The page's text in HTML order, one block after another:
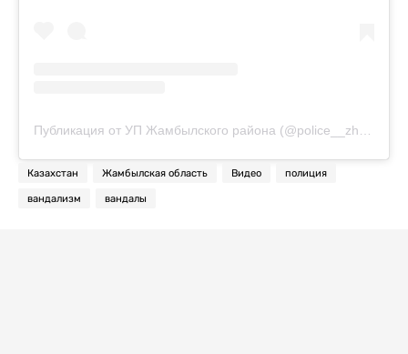
Казахстан Жамбылская область Видео полиция
вандализм вандалы